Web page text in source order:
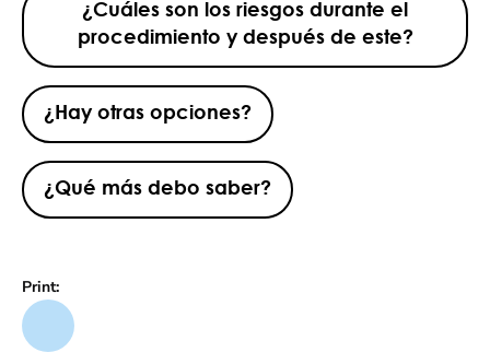
¿Cuáles son los riesgos durante el
procedimiento y después de este?
¿Hay otras opciones?
¿Qué más debo saber?
Print: